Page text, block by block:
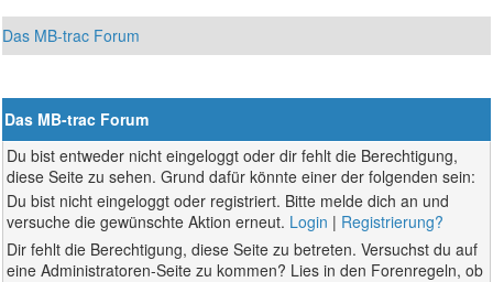
Das MB-trac Forum
Das MB-trac Forum
Du bist entweder nicht eingeloggt oder dir fehlt die Berechtigung,
diese Seite zu sehen. Grund dafür könnte einer der folgenden sein:
Du bist nicht eingeloggt oder registriert. Bitte melde dich an und
versuche die gewünschte Aktion erneut. Login | Registrierung?
Dir fehlt die Berechtigung, diese Seite zu betreten. Versuchst du auf
eine Administratoren-Seite zu kommen? Lies in den Forenregeln, ob